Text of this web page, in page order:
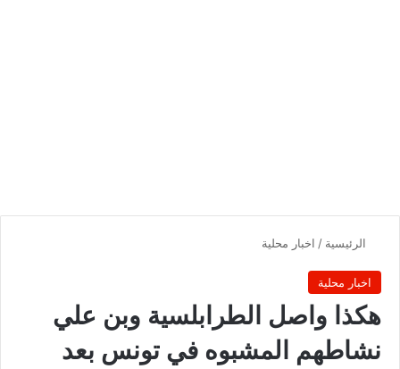
الرئيسية / اخبار محلية
اخبار محلية
هكذا واصل الطرابلسية وبن علي
نشاطهم المشبوه في تونس بعد